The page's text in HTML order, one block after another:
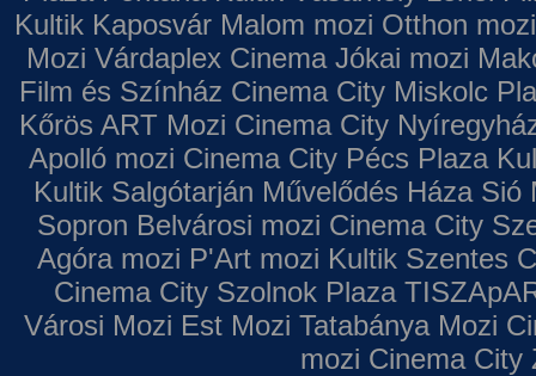
Kultik Kaposvár Malom mozi Otthon mozi
Mozi Várdaplex Cinema Jókai mozi
Film és Színház Cinema City Miskolc
Kőrös ART Mozi Cinema City
Apolló mozi Cinema City Pécs Plaza
Kultik Salgótarján Művelődés Háza Sió
Sopron Belvárosi mozi Cinema City
Agóra mozi P'Art mozi Kultik Szentes
Cinema City Szolnok Plaza
Városi Mozi Est Mozi Tatabánya Mozi
mozi Cinema City